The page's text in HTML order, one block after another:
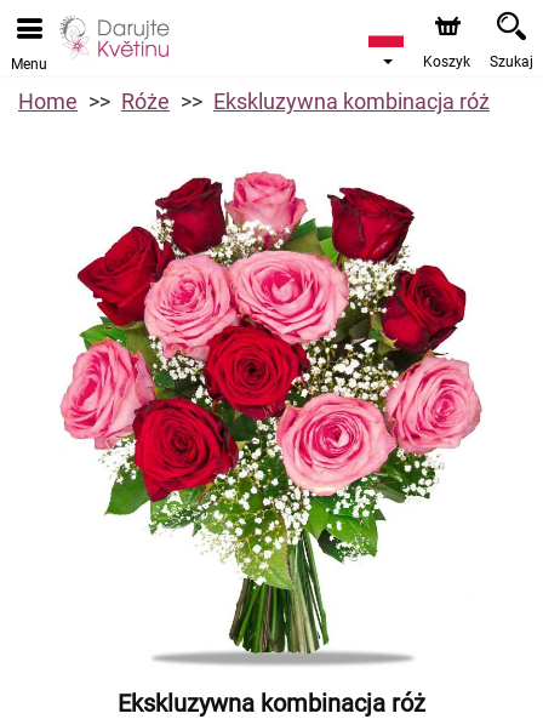
Menu Koszyk Szukaj
Home Róże Ekskluzywna kombinacja róż
Ekskluzywna kombinacja róż